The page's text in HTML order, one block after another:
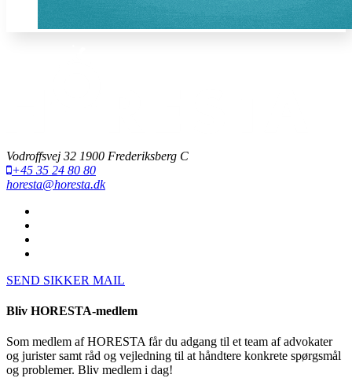
Vodroffsvej 32 1900 Frederiksberg C
+45 35 24 80 80
horesta@horesta.dk
SEND SIKKER MAIL
Bliv HORESTA-medlem
Som medlem af HORESTA får du adgang til et team af advokater
og jurister samt råd og vejledning til at håndtere konkrete spørgsmål
og problemer. Bliv medlem i dag!